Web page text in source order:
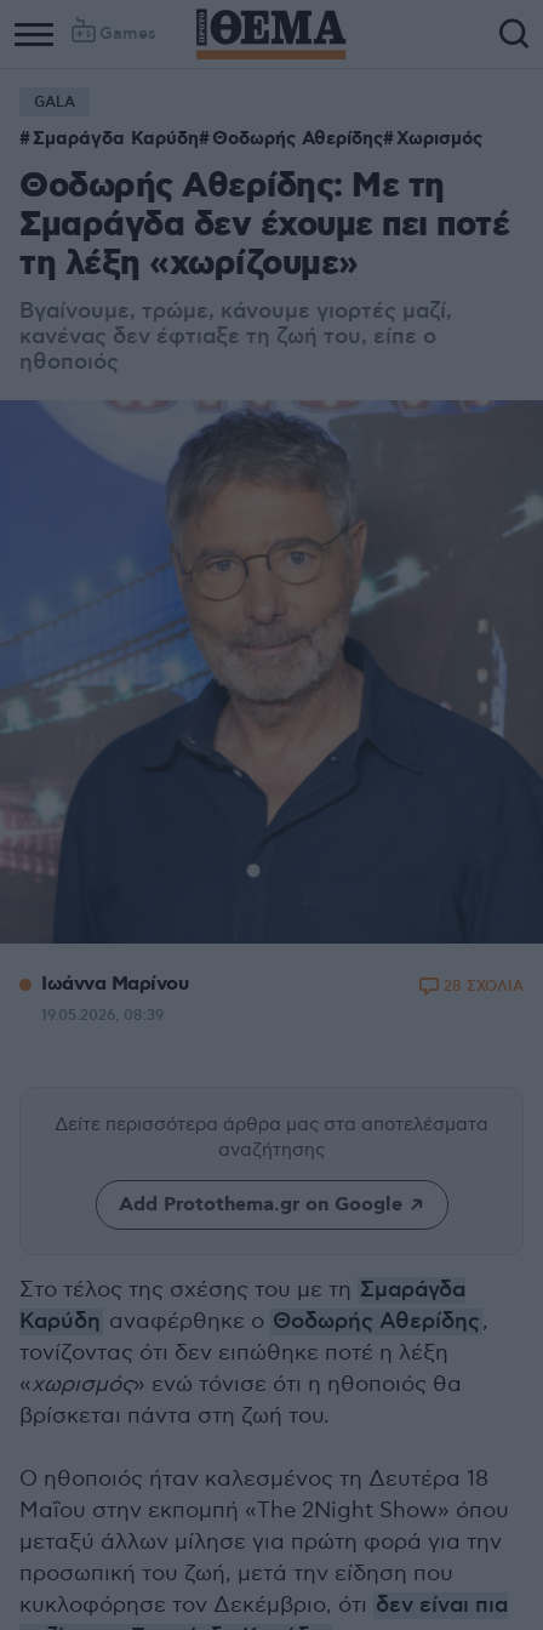
Games
GALA
Σμαράγδα Καρύδη Θοδωρής Αθερίδης Χωρισμός
Θοδωρής Αθερίδης: Με τη
Σμαράγδα δεν έχουμε πει ποτέ
τη λέξη «χωρίζουμε»
Βγαίνουμε, τρώμε, κάνουμε γιορτές μαζί,
κανένας δεν έφτιαξε τη ζωή του, είπε ο
ηθοποιός
Ιωάννα Μαρίνου
19.05.2026, 08:39
28 ΣΧΟΛΙΑ
Δείτε περισσότερα άρθρα μας στα αποτελέσματα
αναζήτησης
Add Protothema.gr on Google
Στο τέλος της σχέσης του με τη Σμαράγδα
Καρύδη αναφέρθηκε ο Θοδωρής Αθερίδης,
τονίζοντας ότι δεν ειπώθηκε ποτέ η λέξη
«χωρισμός» ενώ τόνισε ότι η ηθοποιός θα
βρίσκεται πάντα στη ζωή του.
Ο ηθοποιός ήταν καλεσμένος τη Δευτέρα 18
Μαΐου στην εκπομπή «The 2Night Show» όπου
μεταξύ άλλων μίλησε για πρώτη φορά για την
προσωπική του ζωή, μετά την είδηση που
κυκλοφόρησε τον Δεκέμβριο, ότι δεν είναι πια